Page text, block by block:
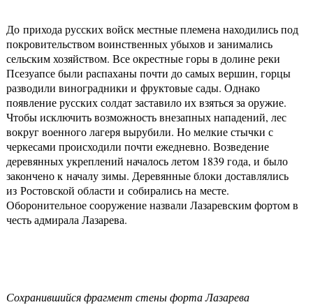
До прихода русских войск местные племена находились под
покровительством воинственных убыхов и занимались
сельским хозяйством. Все окрестные горы в долине реки
Псезуапсе были распаханы почти до самых вершин, горцы
разводили виноградники и фруктовые сады. Однако
появление русских солдат заставило их взяться за оружие.
Чтобы исключить возможность внезапных нападений, лес
вокруг военного лагеря вырубили. Но мелкие стычки с
черкесами происходили почти ежедневно. Возведение
деревянных укреплений началось летом 1839 года, и было
закончено к началу зимы. Деревянные блоки доставлялись
из Ростовской области и собирались на месте.
Оборонительное сооружение назвали Лазаревским фортом в
честь адмирала Лазарева.
Сохранившийся фрагмент стены форта Лазарева